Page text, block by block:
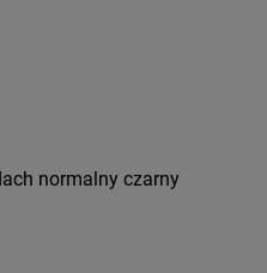
normalny czarny